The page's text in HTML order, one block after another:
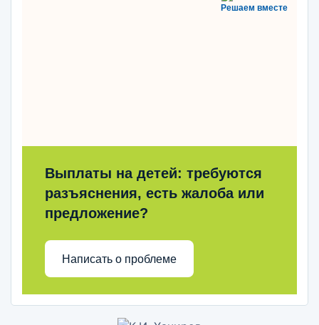
Решаем вместе
Выплаты на детей: требуются
разъяснения, есть жалоба или
предложение?
Написать о проблеме